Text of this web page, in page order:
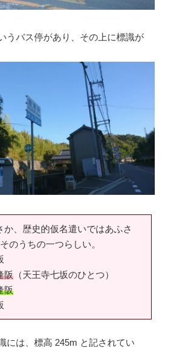
うバス停があり、その上に標識が
か、歴史的仮名遣いではあふさ
のうちの一つらしい。
阪 （天王寺七坂のひとつ）
阪
には、標高 245m と記されてい